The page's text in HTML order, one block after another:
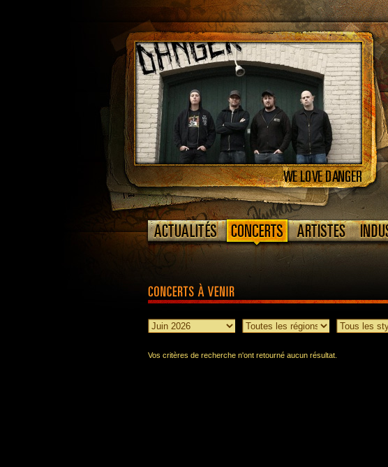
Vos critères de recherche n'ont retourné aucun résultat.